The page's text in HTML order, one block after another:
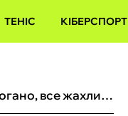
ТЕНІС КІБЕРСПОРТ
«Після Швеції – все відразу стало погано, все жахливо, треба всіх розігнати»: Шацьких захистив збірну України